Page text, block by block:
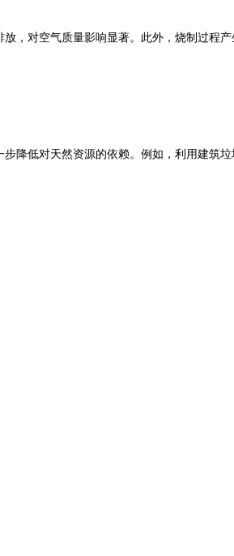
对空气质量影响显著。此外，烧制过程产
低对天然资源的依赖。例如，利用建筑垃